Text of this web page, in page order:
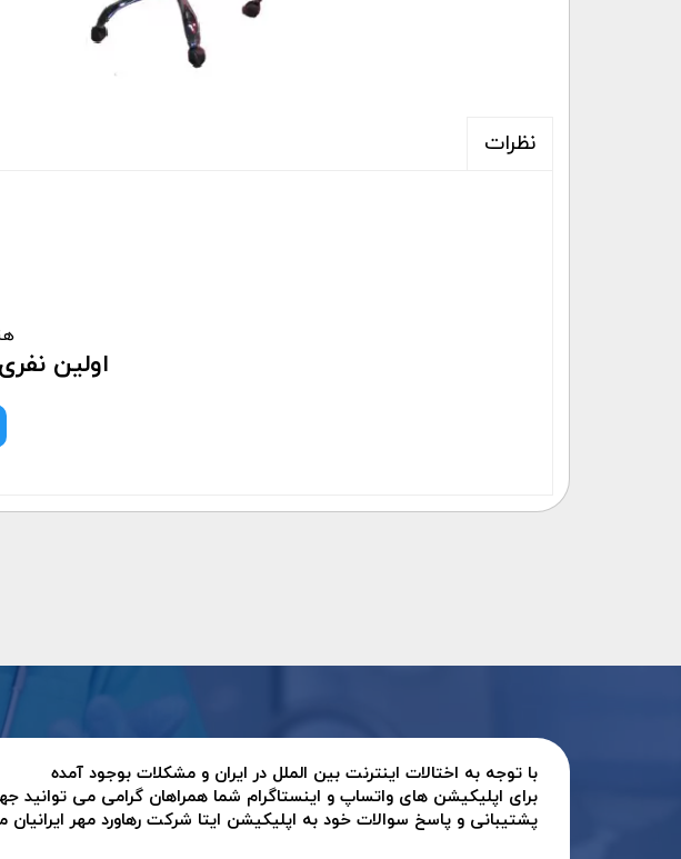
نظرات
اولین
با توجه به اختالات اینترنت بین الملل در ایران و مشکلات بوجود آمده
برای اپلیکیشن های واتساپ و اینستاگرام شما همراهان گرامی می توانید
پشتیبانی و پاسخ سوالات خود به اپلیکیشن ایتا شرکت رهاورد مهر ایرانیان